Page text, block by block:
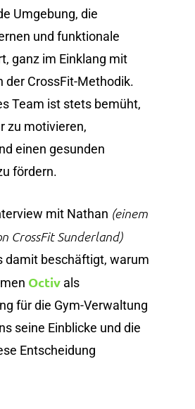
Umgebung, die
und funktionale
ganz im Einklang mit
der CrossFit-Methodik.
Team ist stets bemüht,
zu motivieren,
einen gesunden
fördern.
mit Nathan (einem
CrossFit Sunderland)
damit beschäftigt, warum
Octiv als
für die Gym-Verwaltung
seine Einblicke und die
Entscheidung